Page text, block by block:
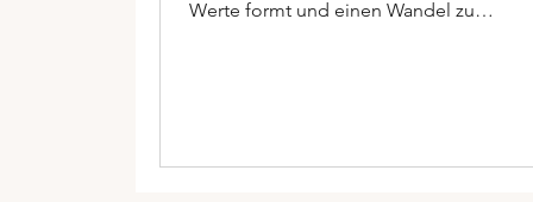
Werte formt und einen Wandel zu